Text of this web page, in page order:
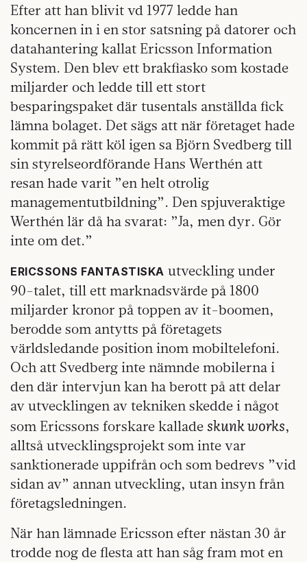
Efter att han blivit vd 1977 ledde han
koncernen in i en stor satsning på datorer och
datahantering kallat Ericsson Information
System. Den blev ett brakfiasko som kostade
miljarder och ledde till ett stort
besparingspaket där tusentals anställda fick
lämna bolaget. Det sägs att när företaget hade
kommit på rätt köl igen sa Björn Svedberg till
sin styrelseordförande Hans Werthén att
resan hade varit ”en helt otrolig
managementutbildning”. Den spjuveraktige
Werthén lär då ha svarat: ”Ja, men dyr. Gör
inte om det.”
ERICSSONS FANTASTISKA utveckling under
90-talet, till ett marknadsvärde på 1800
miljarder kronor på toppen av it-boomen,
berodde som antytts på företagets
världsledande position inom mobiltelefoni.
Och att Svedberg inte nämnde mobilerna i
den där intervjun kan ha berott på att delar
av utvecklingen av tekniken skedde i något
som Ericssons forskare kallade skunk works,
alltså utvecklingsprojekt som inte var
sanktionerade uppifrån och som bedrevs ”vid
sidan av” annan utveckling, utan insyn från
företagsledningen.
När han lämnade Ericsson efter nästan 30 år
trodde nog de flesta att han såg fram mot en